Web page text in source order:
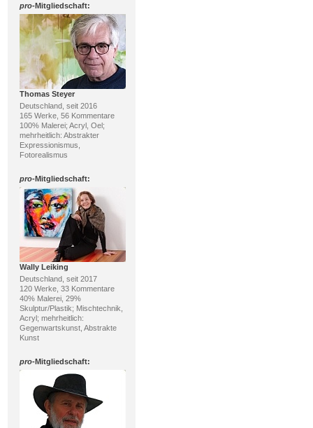
pro-Mitgliedschaft:
Thomas Steyer
Deutschland, seit 2016
165 Werke, 56 Kommentare
100% Malerei; Acryl, Oel;
mehrheitlich: Abstrakter
Expressionismus,
Fotorealismus
pro-Mitgliedschaft:
Wally Leiking
Deutschland, seit 2017
120 Werke, 33 Kommentare
40% Malerei, 29%
Skulptur/Plastik; Mischtechnik,
Acryl; mehrheitlich:
Gegenwartskunst, Abstrakte
Kunst
pro-Mitgliedschaft: